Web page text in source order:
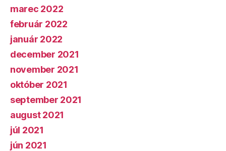
marec 2022
február 2022
január 2022
december 2021
november 2021
október 2021
september 2021
august 2021
júl 2021
jún 2021